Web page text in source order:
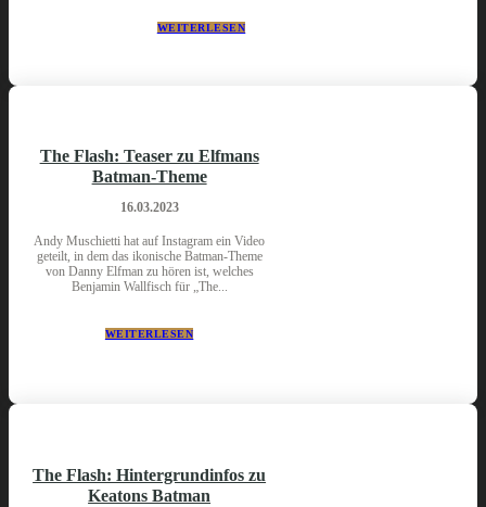
WEITERLESEN
The Flash: Teaser zu Elfmans
Batman-Theme
16.03.2023
Andy Muschietti hat auf Instagram ein Video
geteilt, in dem das ikonische Batman-Theme
von Danny Elfman zu hören ist, welches
Benjamin Wallfisch für „The...
WEITERLESEN
The Flash: Hintergrundinfos zu
Keatons Batman